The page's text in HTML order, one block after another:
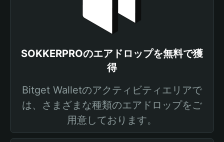
SOKKERPROのエアドロップを無料で獲
得
Bitget Walletのアクティビティエリアで
は、さまざまな種類のエアドロップをご
用意しております。